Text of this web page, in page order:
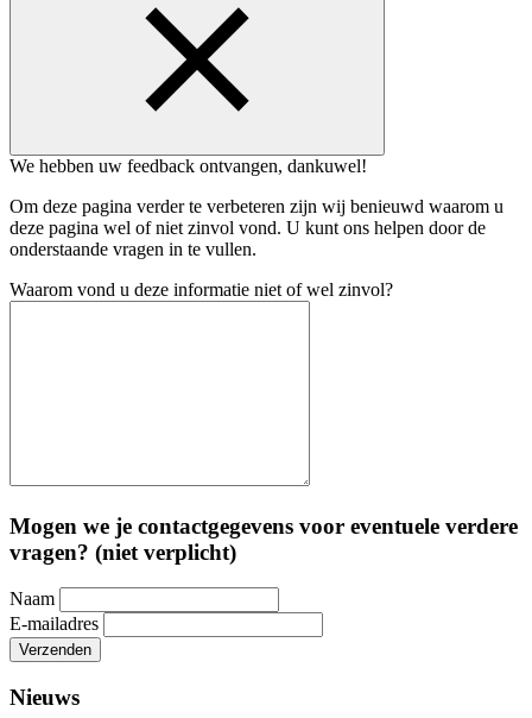
We hebben uw feedback ontvangen, dankuwel!
Om deze pagina verder te verbeteren zijn wij benieuwd waarom u
deze pagina wel of niet zinvol vond. U kunt ons helpen door de
onderstaande vragen in te vullen.
Waarom vond u deze informatie niet of wel zinvol?
Mogen we je contactgegevens voor eventuele verdere
vragen? (niet verplicht)
Naam
E-mailadres
Verzenden
Nieuws